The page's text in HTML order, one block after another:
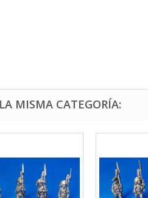
MISMA CATEGORÍA: